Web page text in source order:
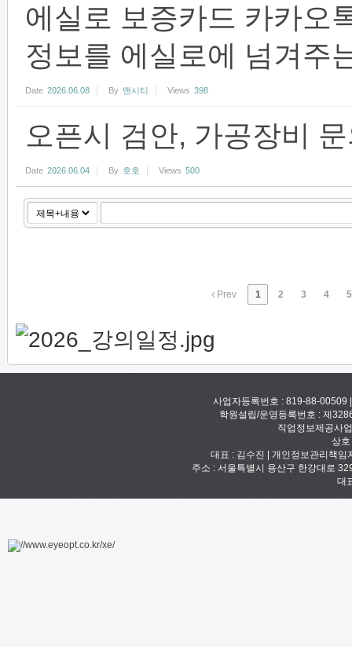
에실로 보증카드 카카오
정보를 에실로에 넘겨주
Date 2026.06.08 By 맨시티 Views 398
오픈시 검안, 가공장비
Date 2026.06.04 By 호호 Views 500
Prev 1 2 3 4 5
사업자등록번호 : 819-88-00509
학원설립/운영등록번호 : 제
직업정보제공사
상
대표 : 김수진 | 개인정보관리책
주소 : 서울특별시 용산구 한강대로
대